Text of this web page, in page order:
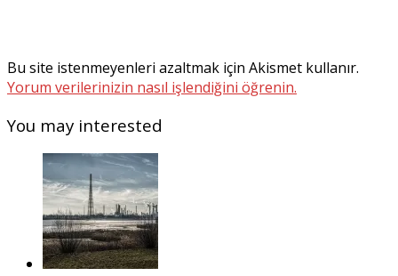
Bu site istenmeyenleri azaltmak için Akismet kullanır.
Yorum verilerinizin nasıl işlendiğini öğrenin.
You may interested